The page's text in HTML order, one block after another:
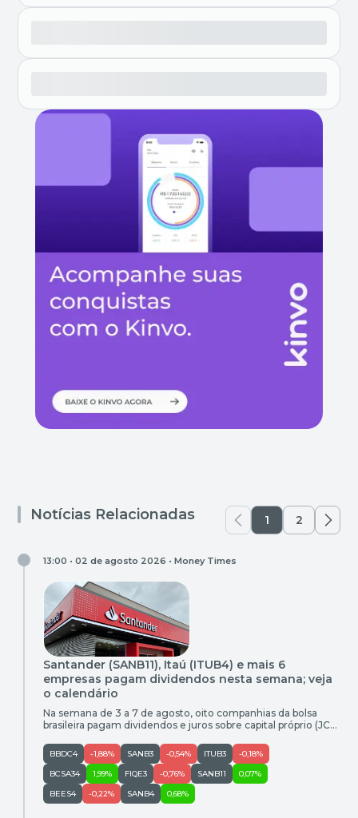
Notícias Relacionadas 1 2
13:00 • 02 de agosto 2026 • Money Times
Santander (SANB11), Itaú (ITUB4) e mais 6
empresas pagam dividendos nesta semana; veja
o calendário
Na semana de 3 a 7 de agosto, oito companhias da bolsa
brasileira pagam dividendos e juros sobre capital próprio (JCP)
(ITUB3;ITUB4) realiza pagamento de JCP no valor de R$
0,015, com data de corte de 30 de junho de 2026. Já na
quinta-feira (6), o Santander […]
BBDC4 -1,88% SANB3 -0,54% ITUB3
-0,18%
BCSA34
1,99% FIQE3 -0,76% SANB11
0,07%
BEES4
-0,22% SANB4 0,68%